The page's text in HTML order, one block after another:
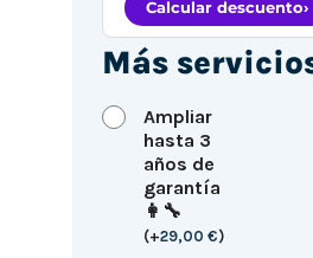
Más
Ampliar
hasta 3
años de
garantía
👩‍🔧
(+29,00 €)